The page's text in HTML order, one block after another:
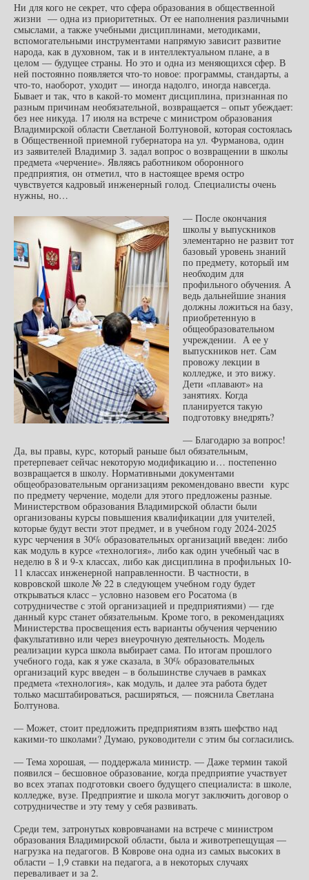
Ни для кого не секрет, что сфера образования в общественной
жизни — одна из приоритетных. От ее наполнения различными
смыслами, а также учебными дисциплинами, методиками,
вспомогательными инструментами напрямую зависит развитие
народа, как в духовном, так и в интеллектуальном плане, а в
целом — будущее страны. Но это и одна из меняющихся сфер. В
ней постоянно появляется что-то новое: программы, стандарты, а
что-то, наоборот, уходит — иногда надолго, иногда навсегда.
Бывает и так, что в какой-то момент дисциплина, признанная по
разным причинам необязательной, возвращается – опыт убеждает:
без нее никуда. 17 июля на встрече с министром образования
Владимирской области Светланой Болтуновой, которая состоялась
в Общественной приемной губернатора на ул. Фурманова, один
из заявителей Владимир З. задал вопрос о возвращении в школы
предмета «черчение». Являясь работником оборонного
предприятия, он отметил, что в настоящее время остро
чувствуется кадровый инженерный голод. Специалисты очень
нужны, но…
— После окончания
школы у выпускников
элементарно не развит тот
базовый уровень знаний
по предмету, который им
необходим для
профильного обучения. А
ведь дальнейшие знания
должны ложиться на базу,
приобретенную в
общеобразовательном
учреждении. А ее у
выпускников нет. Сам
провожу лекции в
колледже, и это вижу.
Дети «плавают» на
занятиях. Когда
планируется такую
подготовку внедрять?
— Благодарю за вопрос!
Да, вы правы, курс, который раньше был обязательным,
претерпевает сейчас некоторую модификацию и… постепенно
возвращается в школу. Нормативными документами
общеобразовательным организациям рекомендовано ввести курс
по предмету черчение, модели для этого предложены разные.
Министерством образования Владимирской области были
организованы курсы повышения квалификации для учителей,
которые будут вести этот предмет, и в учебном году 2024-2025
курс черчения в 30% образовательных организаций введен: либо
как модуль в курсе «технология», либо как один учебный час в
неделю в 8 и 9-х классах, либо как дисциплина в профильных 10-
11 классах инженерной направленности. В частности, в
ковровской школе № 22 в следующем учебном году будет
открываться класс – условно назовем его Росатома (в
сотрудничестве с этой организацией и предприятиями) — где
данный курс станет обязательным. Кроме того, в рекомендациях
Министерства просвещения есть варианты обучения черчению
факультативно или через внеурочную деятельность. Модель
реализации курса школа выбирает сама. По итогам прошлого
учебного года, как я уже сказала, в 30% образовательных
организаций курс введен – в большинстве случаев в рамках
предмета «технология», как модуль, и далее эта работа будет
только масштабироваться, расширяться, — пояснила Светлана
Болтунова.
— Может, стоит предложить предприятиям взять шефство над
какими-то школами? Думаю, руководители с этим бы согласились.
— Тема хорошая, — поддержала министр. — Даже термин такой
появился – бесшовное образование, когда предприятие участвует
во всех этапах подготовки своего будущего специалиста: в школе,
колледже, вузе. Предприятие и школа могут заключить договор о
сотрудничестве и эту тему у себя развивать.
Среди тем, затронутых ковровчанами на встрече с министром
образования Владимирской области, была и животрепещущая —
нагрузка на педагогов. В Коврове она одна из самых высоких в
области – 1,9 ставки на педагога, а в некоторых случаях
переваливает и за 2.